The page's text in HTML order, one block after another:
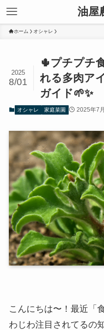
油屋
ホーム オシャレ
🌵プチプチ
れる多肉ア
ガイド🌱✨
2025
8/01
オシャレ 家庭菜園 2025年7
こんにちは〜！最近「
わじわ注目されてるの